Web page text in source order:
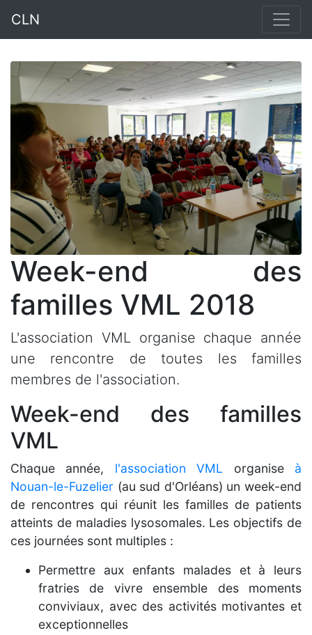
CLN
Week-end des
familles VML 2018
L'association VML organise chaque année
une rencontre de toutes les familles
membres de l'association.
Week-end des familles
VML
Chaque année, l'association VML organise à
Nouan-le-Fuzelier (au sud d'Orléans) un week-end
de rencontres qui réunit les familles de patients
atteints de maladies lysosomales. Les objectifs de
ces journées sont multiples :
Permettre aux enfants malades et à leurs
fratries de vivre ensemble des moments
conviviaux, avec des activités motivantes et
exceptionnelles